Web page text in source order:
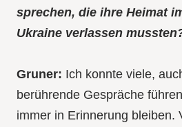
sprechen, die ihre Heimat
Ukraine verlassen
Gruner: Ich konnte viele,
berührende Gespräche
immer in Erinnerung bleiben.